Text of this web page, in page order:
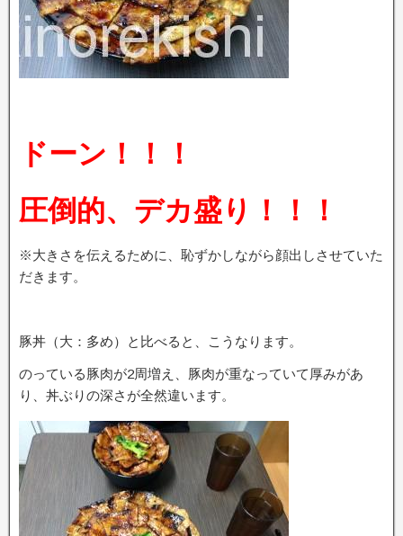
ドーン！！！
圧倒的、デカ盛り！！！
※大きさを伝えるために、恥ずかしながら顔出しさせていた
だきます。
豚丼（大：多め）と比べると、こうなります。
のっている豚肉が2周増え、豚肉が重なっていて厚みがあ
り、丼ぶりの深さが全然違います。